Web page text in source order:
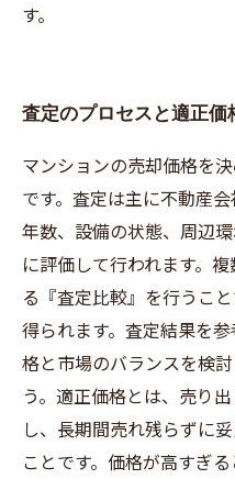
す。
査定のプロセスと適正価
マンションの売却価格を
です。査定は主に不動産
年数、設備の状態、周辺
に評価して行われます。
る『査定比較』を行うこ
得られます。査定結果を
格と市場のバランスを検
う。適正価格とは、売り
し、長期間売れ残らずに
ことです。価格が高すぎ